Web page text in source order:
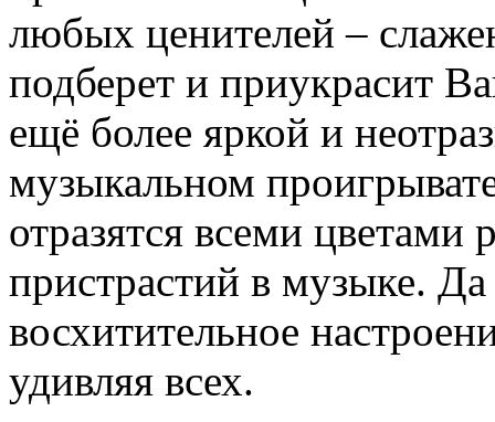
любых ценителей –
подберет и приукрасит
ещё более яркой и
музыкальном
отразятся всеми
пристрастий в музыке.
восхитительное
удивляя всех.